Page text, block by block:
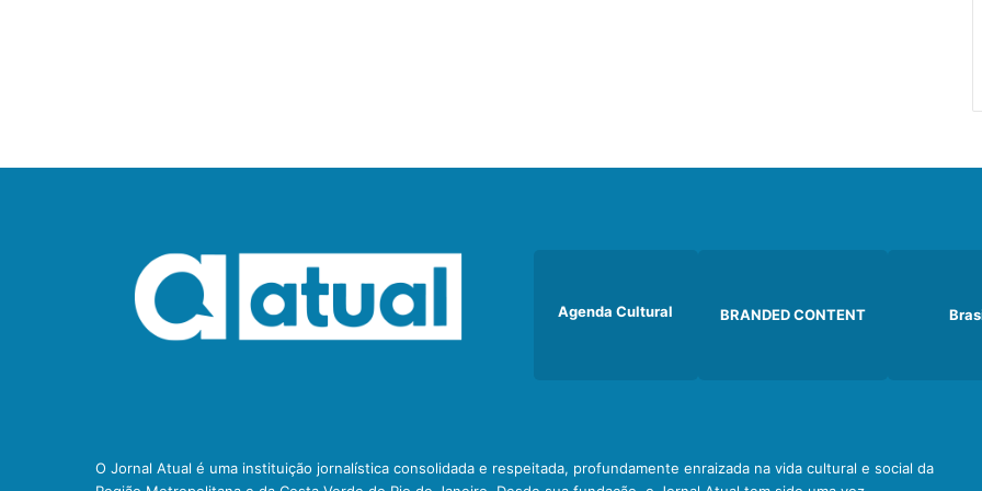
Agenda Cultural BRANDED CONTENT
O Jornal Atual é uma instituição jornalística consolidada e respeitada, profundamente enraizada na vida cultural e social da